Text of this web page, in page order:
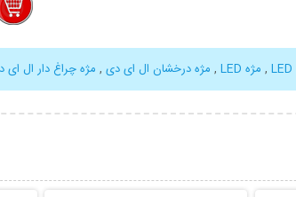
, مژه LED , مژه درخشان ال ای دی , مژه چراغ دار ال ای